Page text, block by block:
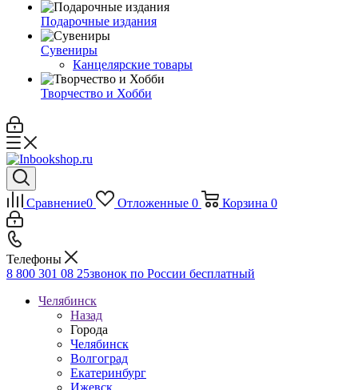
Подарочные издания
Сувениры
Канцелярские товары
Творчество и Хобби
Сравнение0 Отложенные 0 Корзина 0
Телефоны
8 800 301 08 25звонок по России бесплатный
Челябинск
Назад
Города
Челябинск
Волгоград
Екатеринбург
Ижевск